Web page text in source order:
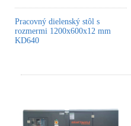
Pracovný dielenský stôl s
rozmermi 1200x600x12 mm
KD640